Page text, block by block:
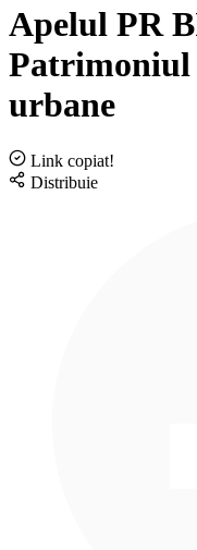
Apelul PR
Patrimoniul
urbane
Link copiat!
Distribuie